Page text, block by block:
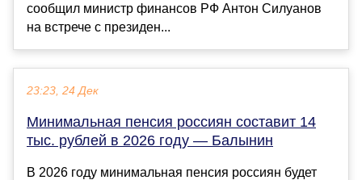
сообщил министр финансов РФ Антон Силуанов
на встрече с президен...
23:23, 24 Дек
Минимальная пенсия россиян составит 14
тыс. рублей в 2026 году — Балынин
В 2026 году минимальная пенсия россиян будет